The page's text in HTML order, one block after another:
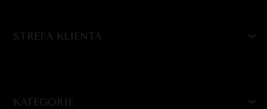
STREFA KLIENTA
KATEGORIE